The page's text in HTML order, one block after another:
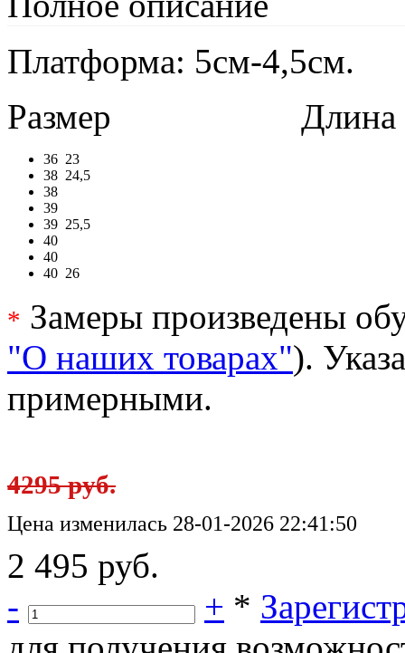
Платформа: 5см-4,5см.
Размер
Длина в
36 23
38 24,5
38
39
39 25,5
40
40
40 26
* Замеры произведены
"О наших товарах").
примерными.
4295 руб.
Цена изменилась 28-01-2026 22:41:50
2 495 руб.
-
+ *